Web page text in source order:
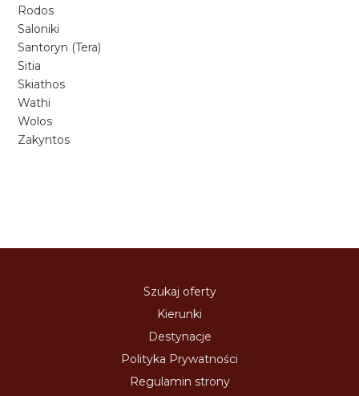
Rodos
Saloniki
Santoryn (Tera)
Sitia
Skiathos
Wathi
Wolos
Zakyntos
Szukaj oferty
Kierunki
Destynacje
Polityka Prywatności
Regulamin strony